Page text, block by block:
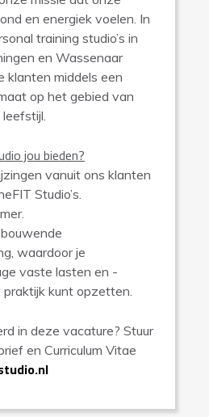
en energiek voelen. In
training studio’s in
en Wassenaar
klanten middels een
op het gebied van
jou bieden?
vanuit ons klanten
Studio’s.
waardoor je
vaste lasten en -
kunt opzetten.
in deze vacature? Stuur
en Curriculum Vitae